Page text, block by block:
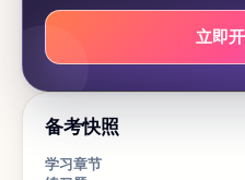
立即
备考快照
学习章节